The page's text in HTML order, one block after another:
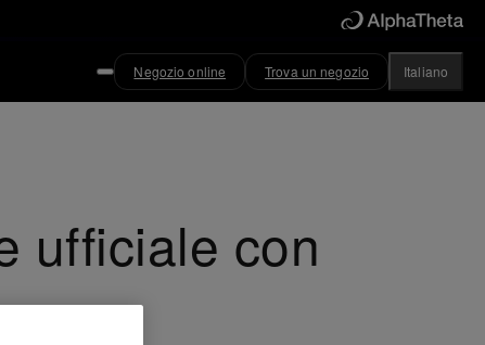
Negozio online Trova un negozio Italiano
ufficiale con